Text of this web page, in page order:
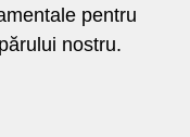
pentru
nostru.